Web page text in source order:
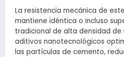
La resistencia mecánica de
mantiene idéntica o incluso
tradicional de alta densidad de
aditivos nanotecnológicos
las partículas de cemento,